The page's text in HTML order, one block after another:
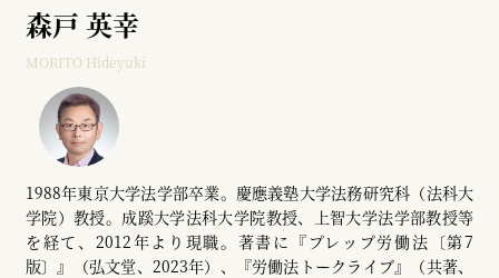
森戸 英幸
MORITO Hideyuki
1988年東京大学法学部卒業。慶應義塾大学法務研究科（法科大
学院）教授。成蹊大学法科大学院教授、上智大学法学部教授等
を経て、2012年より現職。著書に『プレップ労働法〔第7
版〕』（弘文堂、2023年）、『労働法トークライブ』（共著、